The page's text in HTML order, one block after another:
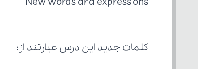
کلمات جدید این درس عبارتند از: